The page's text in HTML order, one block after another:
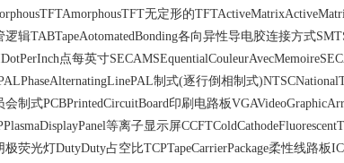
无定形的
逻辑TABTapeAotomatedBonding各向异性导电胶连接方式
点每英寸
制式(逐行倒相制式
会制式PCBPrintedCircuitBoard印刷电路板
等离子显示屏
极荧光灯DutyDuty占空比TCPTapeCarrierPackage柔性线路板